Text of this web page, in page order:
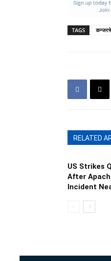
TAGS
RELATED
US Strikes
After
Incident